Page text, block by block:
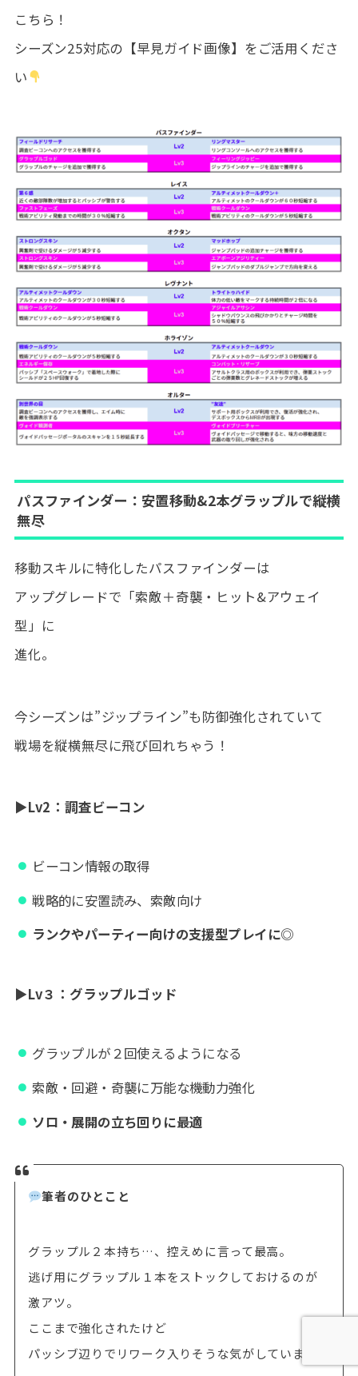
こちら！
シーズン25対応の【早見ガイド画像】をご活用くださ
い
パスファインダー：安置移動&2本グラップルで縦横
無尽
移動スキルに特化したパスファインダーは
アップグレードで「索敵＋奇襲・ヒット&アウェイ
型」に
進化。
今シーズンは”ジップライン”も防御強化されていて
戦場を縦横無尽に飛び回れちゃう！
▶Lv2：調査ビーコン
ビーコン情報の取得
戦略的に安置読み、索敵向け
ランクやパーティー向けの支援型プレイに◎
▶Lv３：グラップルゴッド
グラップルが２回使えるようになる
索敵・回避・奇襲に万能な機動力強化
ソロ・展開の立ち回りに最適
筆者のひとこと
グラップル２本持ち…、控えめに言って最高。
逃げ用にグラップル１本をストックしておけるのが
激アツ。
ここまで強化されたけど
パッシブ辺りでリワーク入りそうな気がしています。